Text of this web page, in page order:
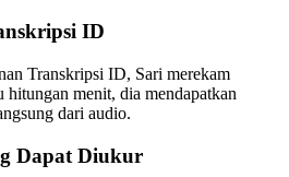
ID
Transkripsi ID, Sari merekam
menit, dia mendapatkan
dari audio.
Dapat Diukur